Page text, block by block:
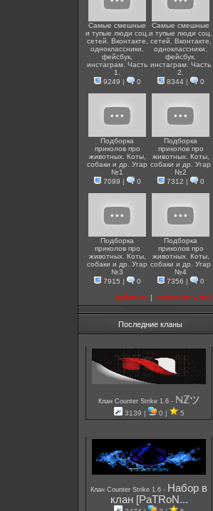
Самые смешные
и тупые люди соц.
сетей. Вконтакте,
одноклассники,
фейсбук,
инстаграм. Часть
1.
9249 | 0
Самые смешные
и тупые люди соц.
сетей. Вконтакте,
одноклассники,
фейсбук,
инстаграм. Часть
2.
8344| 0
Подборка
приколов про
животных. Коты,
собаки и др. Угар
№1
7099 | 0
Подборка
приколов про
животных. Коты,
собаки и др. Угар
№2
7312 | 0
Подборка
приколов про
животных. Коты,
собаки и др. Угар
№3
7915 | 0
Подборка
приколов про
животных. Коты,
собаки и др. Угар
№4
7356 | 0
добавить | посмотреть все
Последние кланы
Клан Counter Strike 1.6 - ℕℤツ
3139 | 0 | 5
Клан Counter Strike 1.6 - Набор в
клан [PaTRoN...